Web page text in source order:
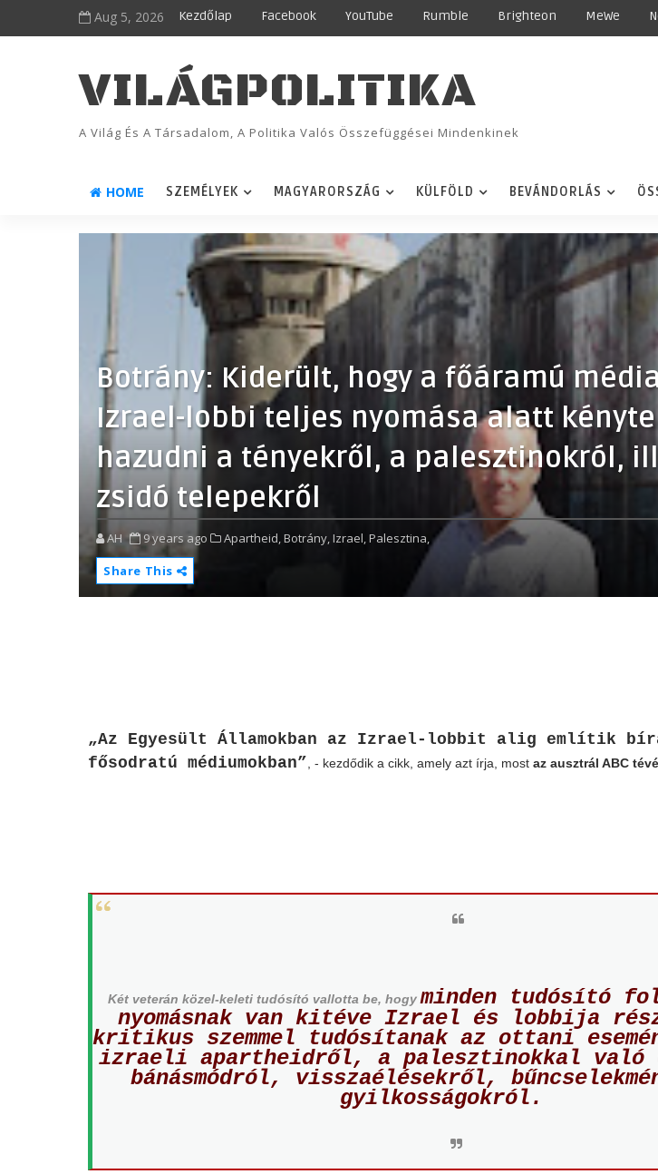
Aug 5, 2026 Kezdőlap Facebook YouTube Rumble Brighteon MeWe
VILÁGPOLITIKA
A Világ És A Társadalom, A Politika Valós Összefüggései Mindenkinek
HOME SZEMÉLYEK MAGYARORSZÁG KÜLFÖLD BEVÁNDORLÁS
Botrány: Kiderült, hogy a főáramú
Izrael-lobbi teljes nyomása alatt
hazudni a tényekről, a palesztinokról,
zsidó telepekről
AH 9 years ago Apartheid,Botrány,Izrael,Palesztina,
Share This
„Az Egyesült Államokban az Izrael-lobbit alig említik
fősodratú médiumokban”
, - kezdődik a cikk, amely azt írja, most az ausztrál ABC
Két veterán közel-keleti tudósító vallotta be, hogy minden tudósító
nyomásnak van kitéve Izrael és lobbija
kritikus szemmel tudósítanak az ottani
izraeli apartheidről, a palesztinokkal való
bánásmódról, visszaélésekről,
gyilkosságokról.